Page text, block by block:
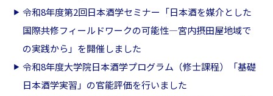
令和8年度第2回日本酒学セミナー「日本酒を媒介とした
国際共修フィールドワークの可能性―宮内摂田屋地域で
の実践から」を開催しました
令和8年度大学院日本酒学プログラム（修士課程）「基礎
日本酒学実習」の官能評価を行いました